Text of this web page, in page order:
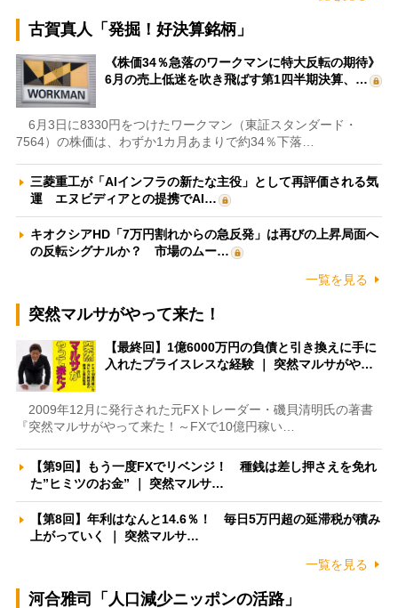
古賀真人「発掘！好決算銘柄」
《株価34％急落のワークマンに特大反転の期待》
6月の売上低迷を吹き飛ばす第1四半期決算、…
6月3日に8330円をつけたワークマン（東証スタンダード・
7564）の株価は、わずか1カ月あまりで約34％下落…
三菱重工が「AIインフラの新たな主役」として再評価される気
運 エヌビディアとの提携でAI…
キオクシアHD「7万円割れからの急反発」は再びの上昇局面へ
の反転シグナルか？ 市場のムー…
一覧を見る
突然マルサがやって来た！
【最終回】1億6000万円の負債と引き換えに手に
入れたプライスレスな経験 ｜ 突然マルサがや…
2009年12月に発行された元FXトレーダー・磯貝清明氏の著書
『突然マルサがやって来た！～FXで10億円稼い…
【第9回】もう一度FXでリベンジ！ 種銭は差し押さえを免れ
た”ヒミツのお金” ｜ 突然マルサ…
【第8回】年利はなんと14.6％！ 毎日5万円超の延滞税が積み
上がっていく ｜ 突然マルサ…
一覧を見る
河合雅司「人口減少ニッポンの活路」